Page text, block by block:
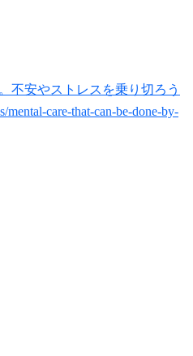
不安やストレスを乗り切ろう
mental-care-that-can-be-done-by-